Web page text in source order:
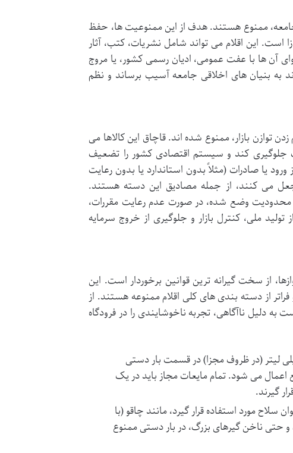
ممنوع هستند. هدف از این ممنوعیت ها، حفظ
این اقلام می تواند شامل نشریات، کتب، آثار
آن ها با عفت عمومی، ادیان رسمی کشور، یا مروج
بنیان های اخلاقی جامعه آسیب برساند و نظم
توازن بازار، ممنوع شده اند. قاچاق این کالاها می
جلوگیری کند و سیستم اقتصادی کشور را تضعیف
یا صادرات (مثلاً بدون استاندارد یا بدون رعایت
جعل می کنند، از جمله مصادیق این دسته هستند.
محدودیت وضع شده، در صورت عدم رعایت مقررات،
ملی، کنترل بازار و جلوگیری از خروج سرمایه
از سخت گیرانه ترین قوانین برخوردار است. این
از دسته بندی های کلی اقلام ممنوعه هستند. از
دلیل ناآگاهی، تجربه ناخوشایندی را در فرودگاه
ژل ها و اسپری ها با حجم بیش از ۱۰۰ میلی لیتر (در ظروف مجزا) در قسمت بار دستی
می شود. تمام مایعات مجاز باید در یک
گیرند.
سلاح مورد استفاده قرار گیرد، مانند چاقو (با
کاتر، قیچی (با تیغه بلندتر از ۶ سانتی متر)، و حتی ناخن گیرهای بزرگ، در بار دستی ممنوع